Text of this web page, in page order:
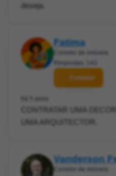
deseja.
Fatima
Corretor de imóveis
Respostas: 143
Contatar
há 5 anos
CONTRATAR UMA
UMA ARQUITECTOR.
Vanderson
Corretor de imóveis